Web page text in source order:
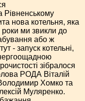
Рівненському
нова котельня, яка
роки ми звикли до
або ж
- запуск котельні,
зібралося
РОДА Віталій
Хомко та
Муляренко.